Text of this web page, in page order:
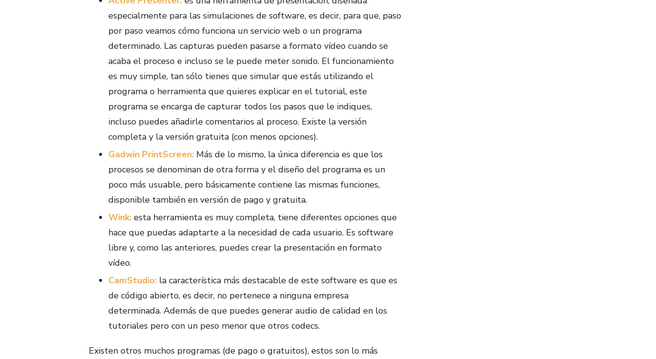
especialmente para las simulaciones de software, es decir, para que, paso
por paso veamos cómo funciona un servicio web o un programa
determinado. Las capturas pueden pasarse a formato vídeo cuando se
acaba el proceso e incluso se le puede meter sonido. El funcionamiento
es muy simple, tan sólo tienes que simular que estás utilizando el
programa o herramienta que quieres explicar en el tutorial, este
programa se encarga de capturar todos los pasos que le indiques,
incluso puedes añadirle comentarios al proceso. Existe la versión
completa y la versión gratuita (con menos opciones).
Gadwin PrintScreen: Más de lo mismo, la única diferencia es que los
procesos se denominan de otra forma y el diseño del programa es un
poco más usuable, pero básicamente contiene las mismas funciones,
disponible también en versión de pago y gratuita.
Wink: esta herramienta es muy completa, tiene diferentes opciones que
hace que puedas adaptarte a la necesidad de cada usuario. Es software
libre y, como las anteriores, puedes crear la presentación en formato
vídeo.
CamStudio: la característica más destacable de este software es que es
de código abierto, es decir, no pertenece a ninguna empresa
determinada. Además de que puedes generar audio de calidad en los
tutoriales pero con un peso menor que otros codecs.
Existen otros muchos programas (de pago o gratuitos), estos son lo más